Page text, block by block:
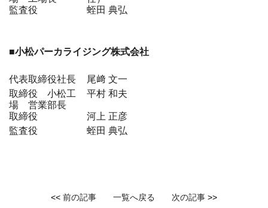
監査役
蛭田 典弘
■小松パーカライジング株式会社
代表取締役社長
尾﨑 文一
取締役 小松工
場 営業部長
平村 和夫
取締役
河上 正彦
監査役
蛭田 典弘
<< 前の記事 一覧へ戻る 次の記事 >>